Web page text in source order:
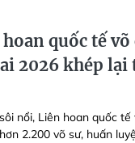
quốc tế võ
2026 khép lại
nổi, Liên hoan quốc
2.200 võ sư, huấn